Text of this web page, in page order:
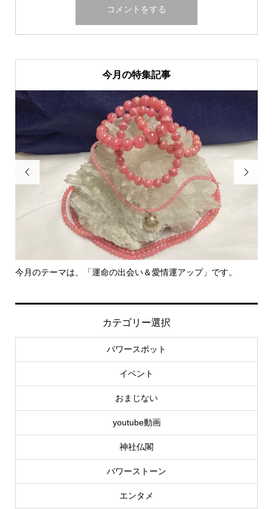
今月の特集記事

今月のテーマは、「運命の出会い＆愛情運アップ」です。

カテゴリー選択
パワースポット
イベント
おまじない
youtube動画
神社仏閣
パワーストーン
エンタメ